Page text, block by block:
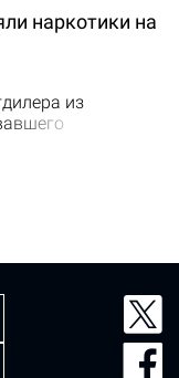
заметили
совершал на
остановили
заметили у
От
наркотики на
из